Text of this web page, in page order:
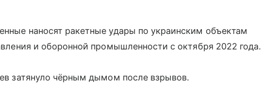
наносят ракетные удары по украинским объектам
и оборонной промышленности с октября 2022 года.
затянуло чёрным дымом после взрывов.